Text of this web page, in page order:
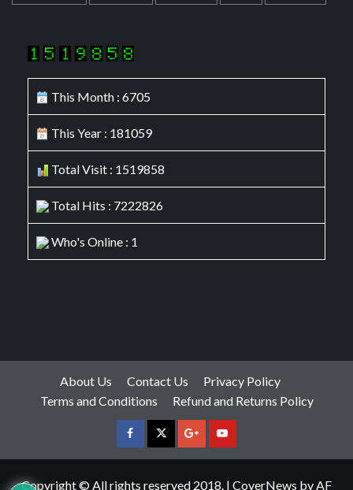
This Month : 6705
This Year : 181059
Total Visit : 1519858
Total Hits : 7222826
Who's Online : 1
About Us Contact Us
Privacy Policy
Terms and Conditions
Refund and Returns Policy
facebookTwitterGoogleYouTube
Copyright © All rights reserved 2018. | CoverNews by AF